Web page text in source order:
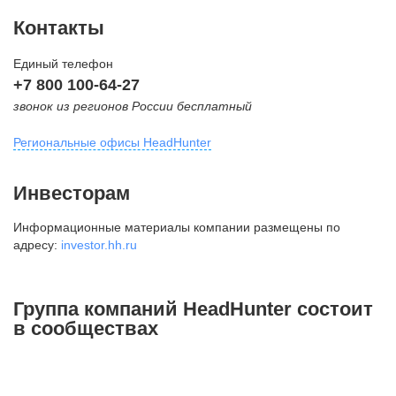
Контакты
Единый телефон
+7 800 100-64-27
звонок из регионов России бесплатный
Региональные офисы HeadHunter
внутригородская территория
Муниципальный округ Тверской,
2-я Брестская ул., д. 48,
+7 495 980-64-27
Инвесторам
Информационные материалы компании размещены по
адресу: investor.hh.ru
Группа компаний HeadHunter состоит
в сообществах